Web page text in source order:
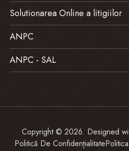
Solutionarea Online a litigiilor
ANPC
ANPC - SAL
Copyright © 2026. Designed
Politică De Confidențialitate